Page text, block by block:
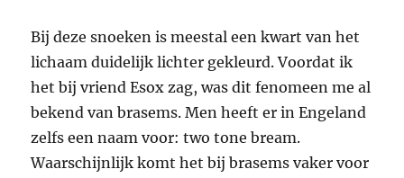
Bij deze snoeken is meestal een kwart van het
lichaam duidelijk lichter gekleurd. Voordat ik
het bij vriend Esox zag, was dit fenomeen me al
bekend van brasems. Men heeft er in Engeland
zelfs een naam voor: two tone bream.
Waarschijnlijk komt het bij brasems vaker voor